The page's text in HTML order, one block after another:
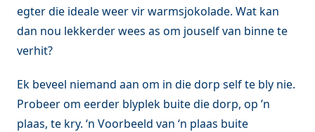
egter die ideale weer vir warmsjokolade. Wat kan
dan nou lekkerder wees as om jouself van binne te
verhit?
Ek beveel niemand aan om in die dorp self te bly nie.
Probeer om eerder blyplek buite die dorp, op ’n
plaas, te kry. ‘n Voorbeeld van ‘n plaas buite